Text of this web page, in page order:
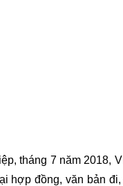
tháng 7 năm 2018,
hợp đồng, văn bản